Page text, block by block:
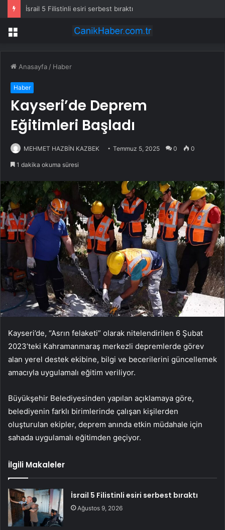
İsrail 5 Filistinli esiri serbest bıraktı
Menü
Anasayfa / Haber
Haber
Kayseri’de Deprem
Eğitimleri Başladı
MEHMET HAZBİN KAZBEK Temmuz 5, 2025 0 0
1 dakika okuma süresi
Kayseri’de, “Asrın felaketi” olarak nitelendirilen 6 Şubat
2023’teki Kahramanmaraş merkezli depremlerde görev
alan yerel destek ekibine, bilgi ve becerilerini güncellemek
amacıyla uygulamalı eğitim veriliyor.
Büyükşehir Belediyesinden yapılan açıklamaya göre,
belediyenin farklı birimlerinde çalışan kişilerden
oluşturulan ekipler, deprem anında etkin müdahale için
sahada uygulamalı eğitimden geçiyor.
İlgili Makaleler
İsrail 5 Filistinli esiri serbest bıraktı
Ağustos 9, 2026